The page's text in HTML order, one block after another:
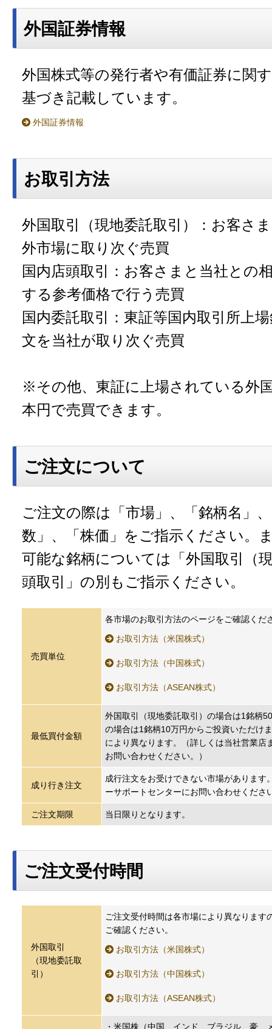
外国証券情報
外国株式等の発行者や有価証券に関
基づき記載しています。
外国証券情報
お取引方法
外国取引（現地委託取引）：お客さ
外市場に取り次ぐ売買
国内店頭取引：お客さまと当社との
する参考価格で行う売買
国内委託取引：東証等国内取引所上
文を当社が取り次ぐ売買
※その他、東証に上場されている外
本円で売買できます。
ご注文について
ご注文の際は「市場」、「銘柄名」
数」、「株価」をご指示ください。
可能な銘柄については「外国取引（
頭取引」の別もご指示ください。
売買単位
各市場のお取引方法のページをご確認くだ
お取引方法（米国株式）
お取引方法（中国株式）
お取引方法（ASEAN株式）
最低買付金額
外国取引（現地委託取引）の場合は1銘柄
の場合は1銘柄10万円からご投資いただけ
により異なります。（詳しくは当社営業店
お問い合わせください。）
成り行き注文
成行注文をお受けできない市場があります
ーサポートセンターにお問い合わせくださ
ご注文期限 当日限りとなります。
ご注文受付時間
外国取引
（現地委託取
引）
ご注文受付時間は各市場により異なりま
ご確認ください。
お取引方法（米国株式）
お取引方法（中国株式）
お取引方法（ASEAN株式）
・米国株（中国、インド、ブラジル、豪、